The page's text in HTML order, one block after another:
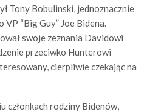
Tony Bobulinski, jednoznacznie
“Big Guy” Joe Bidena.
swoje zeznania Davidowi
przeciwko Hunterowi
cierpliwie czekając na
członkach rodziny Bidenów,